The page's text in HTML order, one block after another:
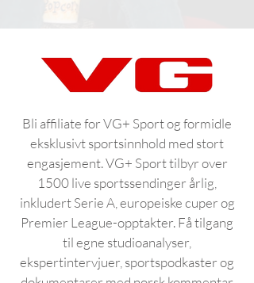
Bli affiliate for VG+ Sport og formidle
eksklusivt sportsinnhold med stort
engasjement. VG+ Sport tilbyr over
1500 live sportssendinger årlig,
inkludert Serie A, europeiske cuper og
Premier League-opptakter. Få tilgang
til egne studioanalyser,
ekspertintervjuer, sportspodkaster og